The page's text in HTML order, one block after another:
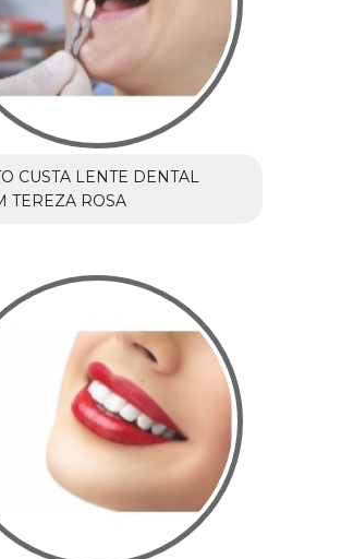
CUSTA LENTE DENTAL
TEREZA ROSA